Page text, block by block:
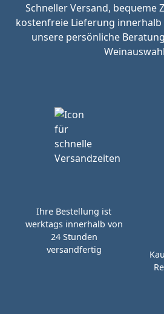
Schneller Versand, bequeme
kostenfreie Lieferung
unsere persönliche
Ihre Bestellung ist
werktags innerhalb von
24 Stunden
versandfertig